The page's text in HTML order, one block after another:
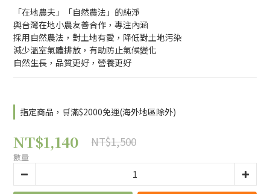
「在地農夫」「自然農法」的純淨
與台灣在地小農友善合作，專注內涵
採用自然農法，對土地有愛，降低對土地污染
減少溫室氣體排放，有助防止氣候變化
自然生長，品質更好，營養更好
指定商品，🛒滿$2000免運(海外地區除外)
NT$1,140 NT$1,500
數量